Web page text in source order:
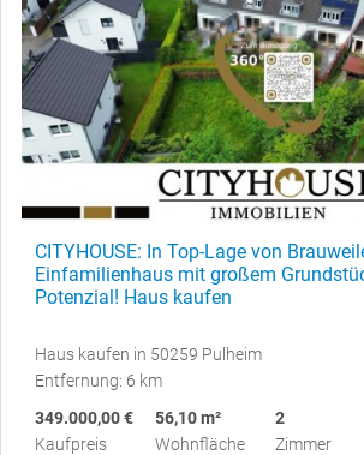
CITYHOUSE: In Top-Lage von
Einfamilienhaus mit großem
Potenzial! Haus kaufen
Haus kaufen in 50259 Pulheim
Entfernung: 6 km
349.000,00 €
Kaufpreis
56,10 m²
Wohnfläche
2
Zimmer